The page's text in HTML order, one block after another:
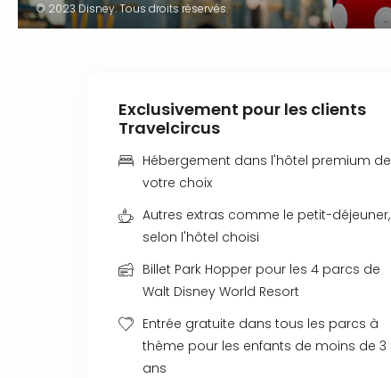
© 2023 Disney. Tous droits réservés.
Exclusivement pour les clients
Travelcircus
Hébergement dans l'hôtel premium de
votre choix
Autres extras comme le petit-déjeuner,
selon l'hôtel choisi
Billet Park Hopper pour les 4 parcs de
Walt Disney World Resort
Entrée gratuite dans tous les parcs à
thème pour les enfants de moins de 3
ans